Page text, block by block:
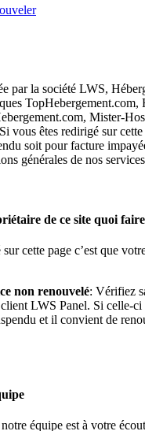
par la société LWS,
TopHebergement.com,
Mister-
vous êtes redirigé sur cette
soit pour facture
générales de nos
de ce site quoi
cette page c’est que
non renouvelé: Vérifiez
LWS Panel. Si celle-ci
et il convient de
équipe est à votre